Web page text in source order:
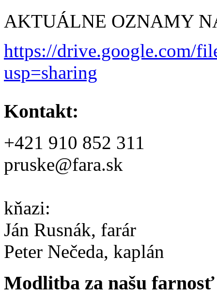
AKTUÁLNE OZNAMY
https://drive.google.com/
usp=sharing
Kontakt:
+421 910 852 311
pruske@fara.sk
kňazi:
Ján Rusnák, farár
Peter Nečeda, kaplán
Modlitba za našu farnosť